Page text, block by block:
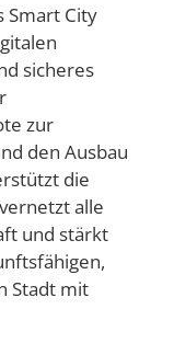
Smart City
sicheres
zur
den Ausbau
die
alle
und stärkt
Stadt mit